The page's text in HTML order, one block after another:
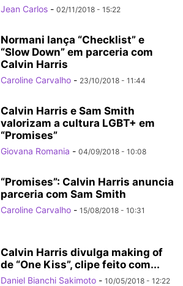
Jean Carlos - 02/11/2018 - 15:22
Normani lança “Checklist” e
“Slow Down” em parceria com
Calvin Harris
Caroline Carvalho - 23/10/2018 - 11:44
Calvin Harris e Sam Smith
valorizam a cultura LGBT+ em
“Promises”
Giovana Romania - 04/09/2018 - 10:08
“Promises”: Calvin Harris anuncia
parceria com Sam Smith
Caroline Carvalho - 15/08/2018 - 10:31
Calvin Harris divulga making of
de “One Kiss”, clipe feito com...
Daniel Bianchi Sakimoto - 10/05/2018 - 12:22